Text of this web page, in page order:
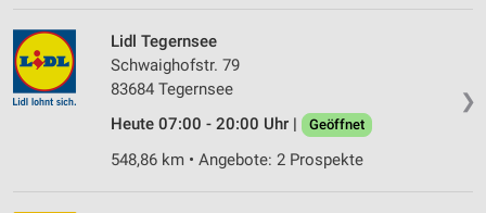
❯
Lidl Tegernsee
Schwaighofstr. 79
83684 Tegernsee
Heute 07:00 - 20:00 Uhr |
Geöffnet
548,86 km • Angebote: 2 Prospekte